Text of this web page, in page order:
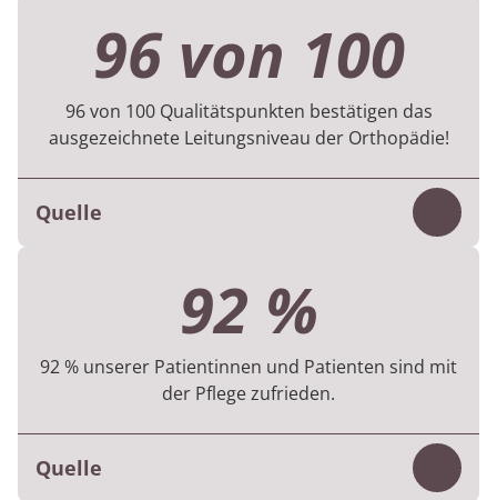
96 von 100
96 von 100 Qualitätspunkten bestätigen das
ausgezeichnete Leitungsniveau der Orthopädie!
Quelle
Rehabilitation werden nach den Vorgaben
der Deutschen Rentenversicherung (KTL)
bewertet. Die Orthopädie erreicht dabei sehr
gute 96 von 100 Qualitätspunkten.
MEDIAN Qualitätsbericht
92 %
92 % unserer Patientinnen und Patienten sind mit
der Pflege zufrieden.
Quelle